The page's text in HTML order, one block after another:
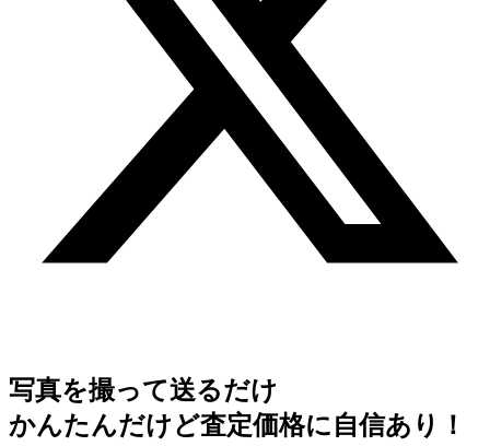
写真を撮って送るだけ
かんたんだけど査定価格に自信あり！